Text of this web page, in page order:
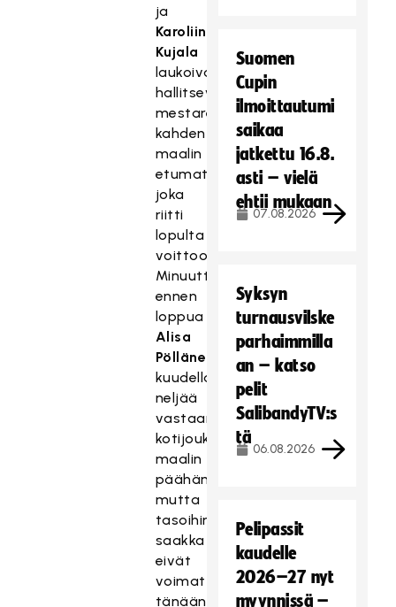
ja
Karoliina
Kujala
laukoivat
hallitseville
mestareille
kahden
maalin
etumatkan,
joka
riitti
lopulta
voittoon.
Minuuttia
ennen
loppua
Alisa
Pöllänen
nosti
kuudella
neljää
vastaan
kotijoukkueen
maalin
päähän,
mutta
tasoihin
saakka
eivät
voimat
tänään
Suomen
Cupin
ilmoittautumi
saikaa
jatkettu 16.8.
asti – vielä
ehtii mukaan
07.08.2026
Syksyn
turnausvilske
parhaimmilla
an – katso
pelit
SalibandyTV:s
tä
06.08.2026
Pelipassit
kaudelle
2026–27 nyt
myynnissä –